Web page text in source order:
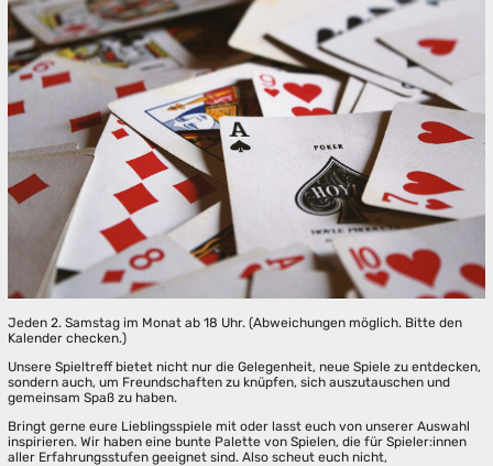
Jeden 2. Samstag im Monat ab 18 Uhr. (Abweichungen möglich. Bitte den
Kalender checken.)
Unsere Spieltreff bietet nicht nur die Gelegenheit, neue Spiele zu entdecken,
sondern auch, um Freundschaften zu knüpfen, sich auszutauschen und
gemeinsam Spaß zu haben.
Bringt gerne eure Lieblingsspiele mit oder lasst euch von unserer Auswahl
inspirieren. Wir haben eine bunte Palette von Spielen, die für Spieler:innen
aller Erfahrungsstufen geeignet sind. Also scheut euch nicht,